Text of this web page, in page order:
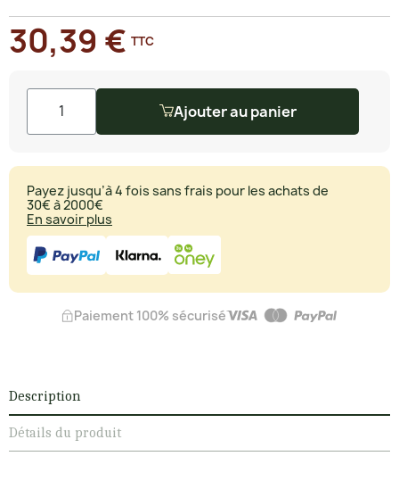
30,39 € TTC
Ajouter au panier
Payez jusqu’à 4 fois sans frais pour les achats de
30€ à 2000€
En savoir plus
Paiement 100% sécurisé
Description
Détails du produit